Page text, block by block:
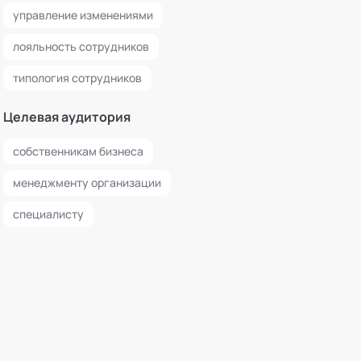
управление изменениями
лояльность сотрудников
типология сотрудников
Целевая аудитория
собственникам бизнеса
менеджменту организации
специалисту